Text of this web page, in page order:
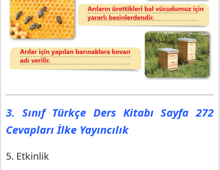
3. Sınıf Türkçe Ders Kitabı Sayfa 272
Cevapları İlke Yayıncılık
5. Etkinlik